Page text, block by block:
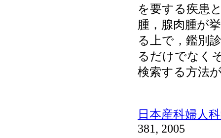
を要する疾患
腫，腺肉腫が
る上で，鑑別
るだけでなく
検索する方法
日本産科婦人
381, 2005